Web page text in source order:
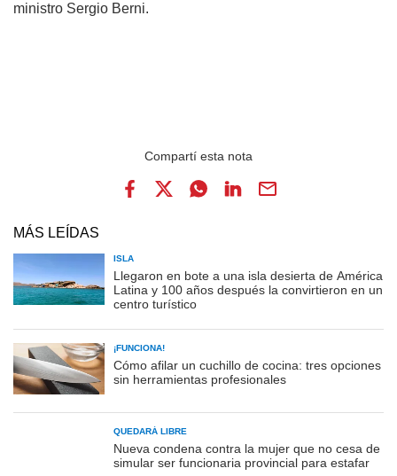
ministro Sergio Berni.
MÁS LEÍDAS
ISLA
Llegaron en bote a una isla desierta de América
Latina y 100 años después la convirtieron en un
centro turístico
¡FUNCIONA!
Cómo afilar un cuchillo de cocina: tres opciones
sin herramientas profesionales
QUEDARÁ LIBRE
Nueva condena contra la mujer que no cesa de
simular ser funcionaria provincial para estafar